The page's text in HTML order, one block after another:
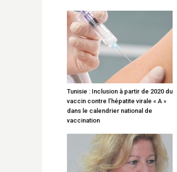
Tunisie : Inclusion à partir de 2020 du
vaccin contre l’hépatite virale « A »
dans le calendrier national de
vaccination